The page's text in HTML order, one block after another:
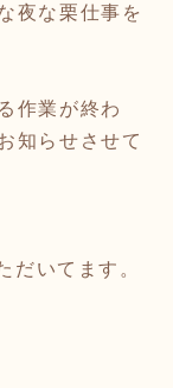
夜な栗仕事を
作業が終わ
知らせさせて
だいてます。